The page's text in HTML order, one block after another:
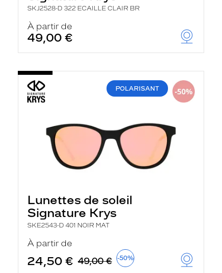
SKJ2528-D 322 ECAILLE CLAIR BR
À partir de
49,00 €
POLARISANT
Lunettes de soleil
Signature Krys
SKE2543-D 401 NOIR MAT
À partir de
24,50 € 49,00 € -50%